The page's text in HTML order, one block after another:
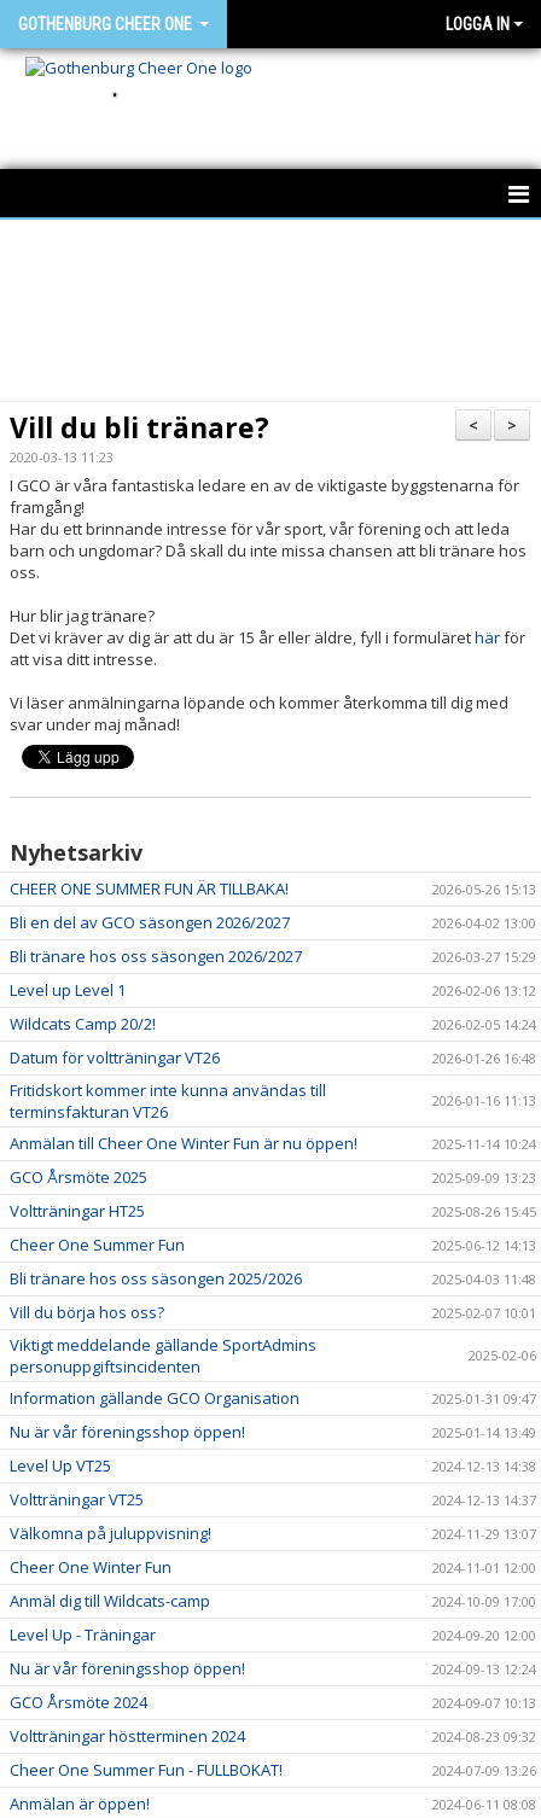
GOTHENBURG CHEER ONE LOGGA IN
.
BÖRJA HOS OSS
SAMARBETSPARTNERS
KONTAKT
CHEER ONE CHAMPIONSHIPS
>
<
Vill du bli tränare?
2020-03-13 11:23
I GCO är våra fantastiska ledare en av de viktigaste byggstenarna för
framgång!
Har du ett brinnande intresse för vår sport, vår förening och att leda
barn och ungdomar? Då skall du inte missa chansen att bli tränare hos
oss.
Hur blir jag tränare?
Det vi kräver av dig är att du är 15 år eller äldre, fyll i formulärethärför
att visa ditt intresse.
Vi läser anmälningarna löpande och kommer återkomma till dig med
svar under maj månad!
Nyhetsarkiv
CHEER ONE SUMMER FUN ÄR TILLBAKA! 2026-05-26 15:13
Bli en del av GCO säsongen 2026/2027 2026-04-02 13:00
Bli tränare hos oss säsongen 2026/2027 2026-03-27 15:29
Level up Level 1 2026-02-06 13:12
Wildcats Camp 20/2! 2026-02-05 14:24
Datum för voltträningar VT26 2026-01-26 16:48
Fritidskort kommer inte kunna användas till
terminsfakturan VT26
2026-01-16 11:13
Anmälan till Cheer One Winter Fun är nu öppen! 2025-11-14 10:24
GCO Årsmöte 2025 2025-09-09 13:23
Voltträningar HT25 2025-08-26 15:45
Cheer One Summer Fun 2025-06-12 14:13
Bli tränare hos oss säsongen 2025/2026 2025-04-03 11:48
Vill du börja hos oss? 2025-02-07 10:01
Viktigt meddelande gällande SportAdmins
personuppgiftsincidenten
2025-02-06
Information gällande GCO Organisation 2025-01-31 09:47
Nu är vår föreningsshop öppen! 2025-01-14 13:49
Level Up VT25 2024-12-13 14:38
Voltträningar VT25 2024-12-13 14:37
Välkomna på juluppvisning! 2024-11-29 13:07
Cheer One Winter Fun 2024-11-01 12:00
Anmäl dig till Wildcats-camp 2024-10-09 17:00
Level Up - Träningar 2024-09-20 12:00
Nu är vår föreningsshop öppen! 2024-09-13 12:24
GCO Årsmöte 2024 2024-09-07 10:13
Voltträningar höstterminen 2024 2024-08-23 09:32
Cheer One Summer Fun - FULLBOKAT! 2024-07-09 13:26
Anmälan är öppen! 2024-06-11 08:08